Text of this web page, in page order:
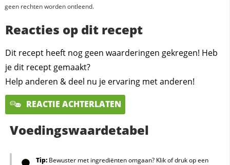
geen rechten worden ontleend.
Reacties op dit recept
Dit recept heeft nog geen waarderingen gekregen! Heb
je dit recept gemaakt?
Help anderen & deel nu je ervaring met anderen!
REACTIE ACHTERLATEN
Voedingswaardetabel
Tip:Bewuster met ingrediënten omgaan? Klik of druk op een